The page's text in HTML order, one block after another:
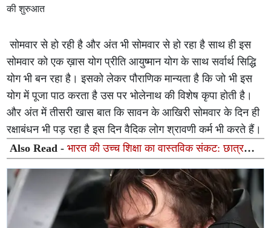
की शुरुआत
सोमवार से हो रही है और अंत भी सोमवार से हो रहा है साथ ही इस
सोमवार को एक ख़ास योग प्रीति आयुष्मान योग के साथ सर्वार्थ सिद्धि
योग भी बन रहा है। इसको लेकर पौराणिक मान्यता है कि जो भी इस
योग में पूजा पाठ करता है उस पर भोलेनाथ की विशेष कृपा होती है।
और अंत में तीसरी खास बात कि सावन के आखिरी सोमवार के दिन ही
रक्षाबंधन भी पड़ रहा है इस दिन वैदिक लोग श्रावणी कर्म भी करते हैं।
Also Read -भारत की उच्च शिक्षा का वास्तविक संकट: छात्र
नामांकित हैं, लेकिन मानसिक रूप से अनुपस्थित